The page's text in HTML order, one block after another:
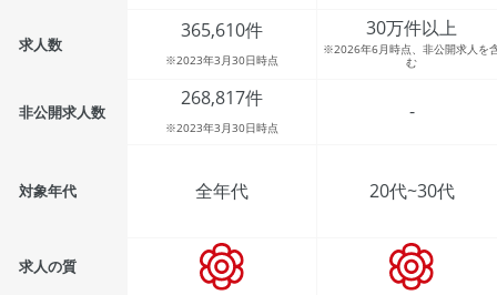
求人数
365,610件
※2023年3月30日時点
30万件以上
※2026年6月時点、非公開求人を
む
非公開求人数
268,817件
※2023年3月30日時点
-
対象年代 全年代 20代~30代
求人の質